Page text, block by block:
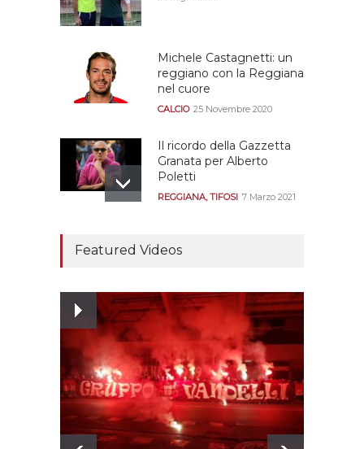
Michele Castagnetti: un
reggiano con la Reggiana
nel cuore
CALCIO 25 Novembre 2020
Il ricordo della Gazzetta
Granata per Alberto
Poletti
REGGIANA, TIFOSI 7 Marzo 2021
assistere agli allenamenti
Ecco le prove
dell’incongruenza delle
due sentenze
REGGIANA 15 Aprile 2021
Featured Videos